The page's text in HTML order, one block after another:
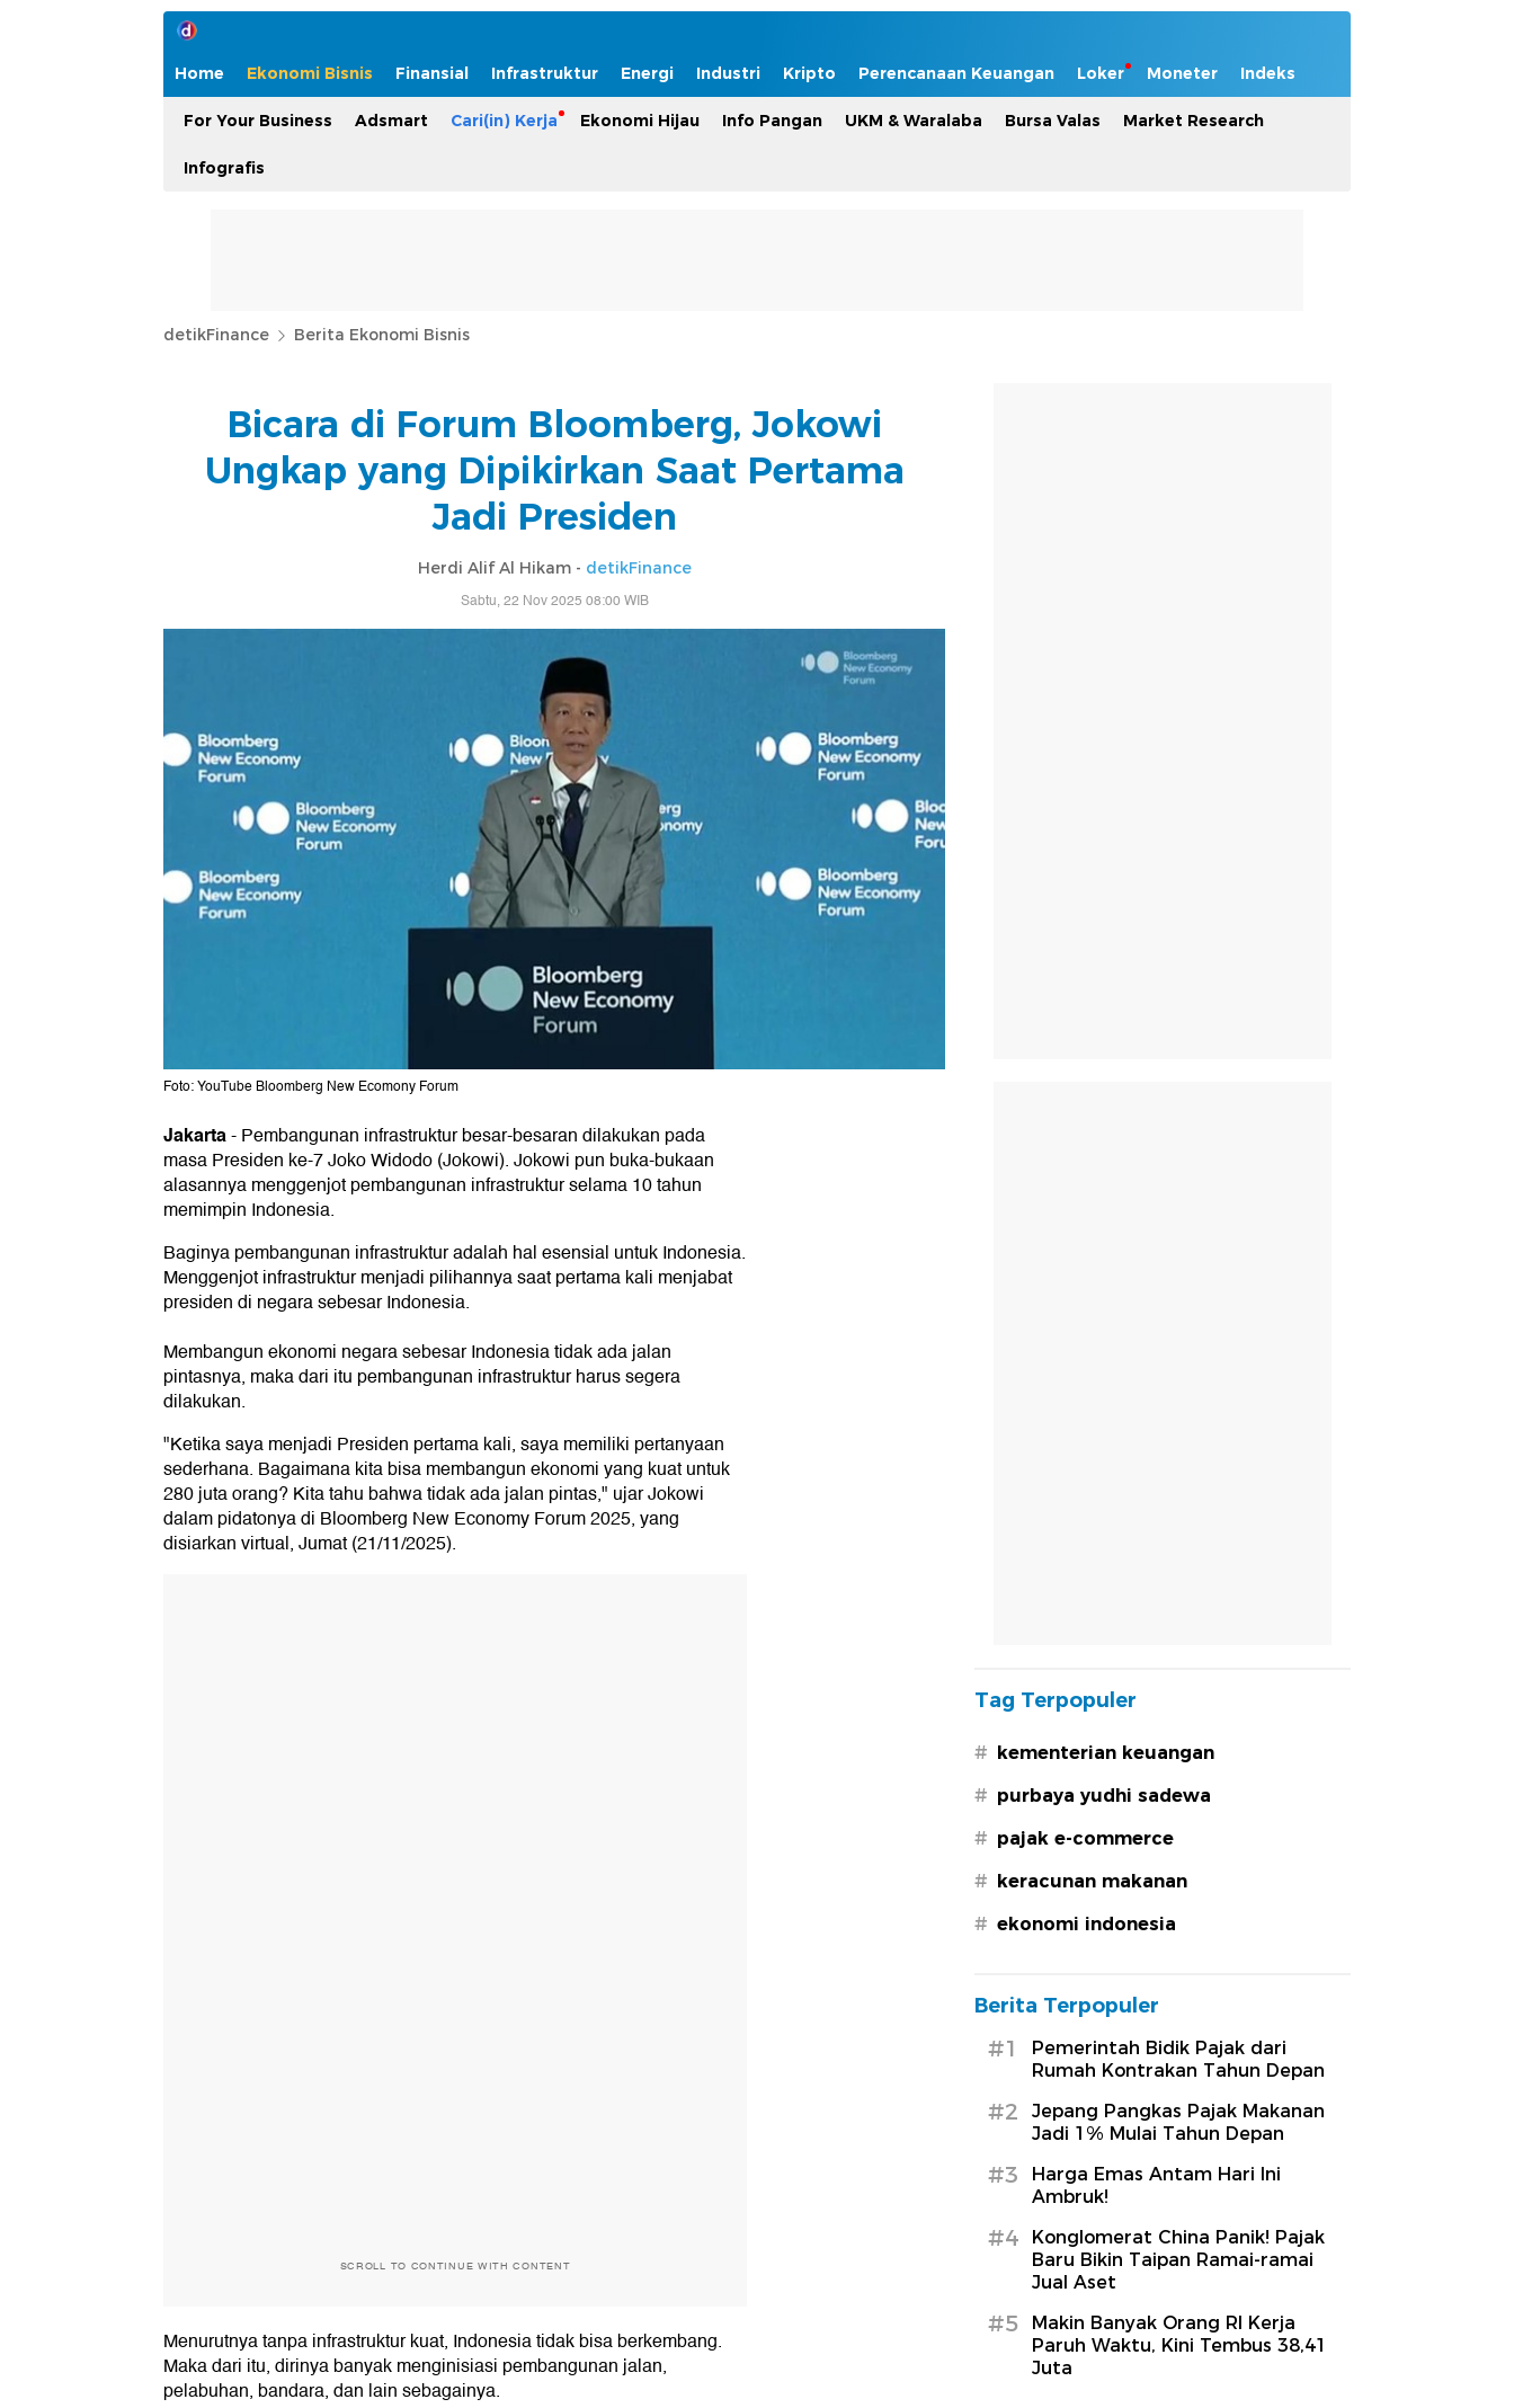
Home Ekonomi Bisnis Finansial Infrastruktur Energi Industri Kripto Perencanaan Keuangan Loker Moneter Indeks
For Your Business Adsmart Cari(in) Kerja Ekonomi Hijau Info Pangan UKM & Waralaba Bursa Valas Market Research
Infografis
detikFinance Berita Ekonomi Bisnis
Bicara di Forum Bloomberg, Jokowi
Ungkap yang Dipikirkan Saat Pertama
Jadi Presiden
Herdi Alif Al Hikam - detikFinance
Sabtu, 22 Nov 2025 08:00 WIB
Foto: YouTube Bloomberg New Ecomony Forum
Jakarta-Pembangunan infrastruktur besar-besaran dilakukan pada
masa Presiden ke-7 Joko Widodo (Jokowi). Jokowi pun buka-bukaan
alasannya menggenjot pembangunan infrastruktur selama 10 tahun
memimpin Indonesia.
Baginya pembangunan infrastruktur adalah hal esensial untuk Indonesia.
Menggenjot infrastruktur menjadi pilihannya saat pertama kali menjabat
presiden di negara sebesar Indonesia.
Membangun ekonomi negara sebesar Indonesia tidak ada jalan
pintasnya, maka dari itu pembangunan infrastruktur harus segera
dilakukan.
"Ketika saya menjadi Presiden pertama kali, saya memiliki pertanyaan
sederhana. Bagaimana kita bisa membangun ekonomi yang kuat untuk
280 juta orang? Kita tahu bahwa tidak ada jalan pintas," ujar Jokowi
dalam pidatonya di Bloomberg New Economy Forum 2025, yang
disiarkan virtual, Jumat (21/11/2025).
SCROLL TO CONTINUE WITH CONTENT
Menurutnya tanpa infrastruktur kuat, Indonesia tidak bisa berkembang.
Maka dari itu, dirinya banyak menginisiasi pembangunan jalan,
pelabuhan, bandara, dan lain sebagainya.
Tag Terpopuler
# kementerian keuangan
# purbaya yudhi sadewa
# pajak e-commerce
# keracunan makanan
# ekonomi indonesia
Berita Terpopuler
#1
Pemerintah Bidik Pajak dari
Rumah Kontrakan Tahun Depan
#2
Jepang Pangkas Pajak Makanan
Jadi 1% Mulai Tahun Depan
#3
Harga Emas Antam Hari Ini
Ambruk!
#4
Konglomerat China Panik! Pajak
Baru Bikin Taipan Ramai-ramai
Jual Aset
#5
Makin Banyak Orang RI Kerja
Paruh Waktu, Kini Tembus 38,41
Juta